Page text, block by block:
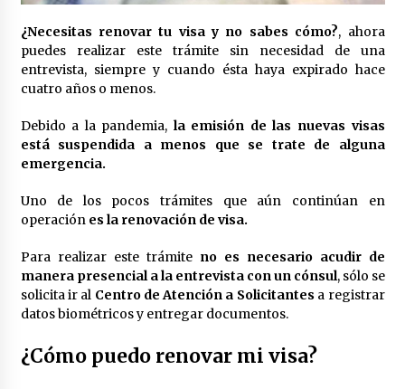
las Mujeres, anuncia Sheinbaum
2 meses atrás
Sheinbaum descarta reunión entre CNTE y
2 meses atrás
políticos mexicanos que protegen al narco”
2 meses atrás
Trump anuncia acuerdo con Irán y el fin de
operaciones militares entre ambos países
2 meses atrás
petróleo están empezando a salir de Ormuz
¿Necesitas renovar tu visa y no sabes cómo?, ahora
puedes realizar este trámite sin necesidad de una
entrevista, siempre y cuando ésta haya expirado hace
cuatro años o menos.
Debido a la pandemia, la emisión de las nuevas visas
está suspendida a menos que se trate de alguna
emergencia.
Uno de los pocos trámites que aún continúan en
operación es la renovación de visa.
Para realizar este trámite no es necesario acudir de
manera presencial a la entrevista con un cónsul, sólo se
solicita ir al Centro de Atención a Solicitantes a registrar
datos biométricos y entregar documentos.
¿Cómo puedo renovar mi visa?